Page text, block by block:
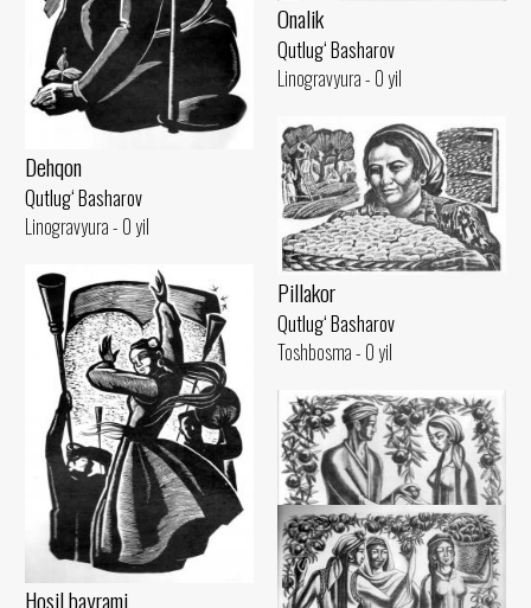
Onalik
Qutlug‘ Basharov
Linogravyura - 0 yil
Dehqon
Qutlug‘ Basharov
Linogravyura - 0 yil
Pillakor
Qutlug‘ Basharov
Toshbosma - 0 yil
Hosil bayrami